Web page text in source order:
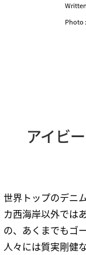
Written
Photo :
アイビ
世界トップのデニ
カ西海岸以外では
の、あくまでもゴ
人々には質実剛健